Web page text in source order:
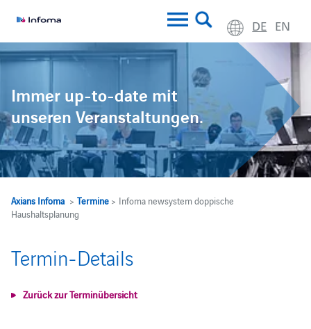
DE EN
Immer up-to-date mit
unseren Veranstaltungen.
Axians Infoma> Termine> Infoma newsystem doppische
Haushaltsplanung
Termin-Details
Zurück zur Terminübersicht